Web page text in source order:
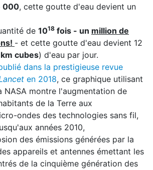
000, cette goutte d'eau devient un
de 1018 fois - un million de
- et cette goutte d'eau devient 12
cubes) d'eau par jour.
dans la prestigieuse revue
en 2018, ce graphique utilisant
NASA montre l'augmentation de
de la Terre aux
ondes des technologies sans fil,
années 2010,
des émissions générées par la
appareils et antennes émettant les
de la cinquième génération des